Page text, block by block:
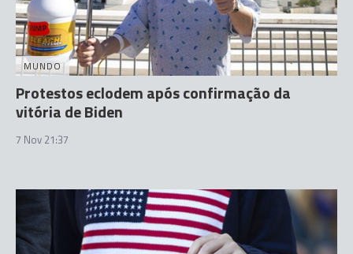
MUNDO
Protestos eclodem após confirmação da
vitória de Biden
7 Nov 21:37